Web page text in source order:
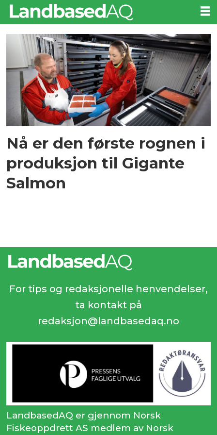
Tag:
øyerogn
Nå er den første rognen i
produksjon til Gigante
Salmon
For tips og redaksjonelle henvendelser,
ta kontakt på
redaksjon@landbasedaq.no
LandbasedAQ er gjennom Norsk
Fiskeoppdrett AS medlem av Norsk